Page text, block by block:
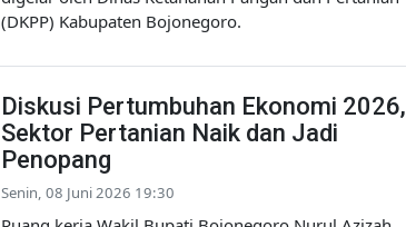
(DKPP) Kabupaten Bojonegoro.
Diskusi Pertumbuhan Ekonomi 2026,
Sektor Pertanian Naik dan Jadi
Penopang
Senin, 08 Juni 2026 19:30